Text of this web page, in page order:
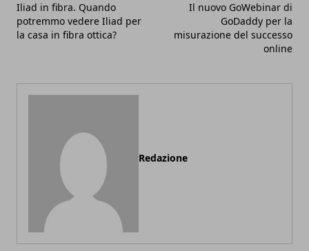
Iliad in fibra. Quando
potremmo vedere Iliad per
la casa in fibra ottica?
Il nuovo GoWebinar di
GoDaddy per la
misurazione del successo
online
Redazione